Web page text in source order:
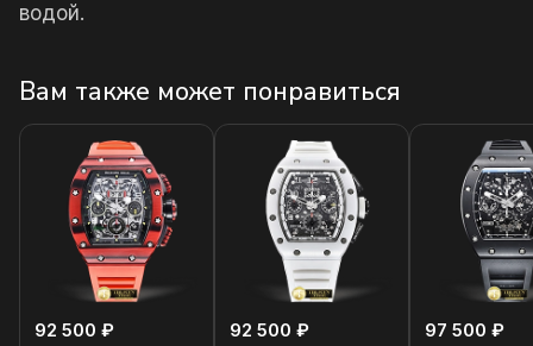
водой.
Вам также может понравиться
92 500 ₽ 92 500 ₽ 97 500 ₽